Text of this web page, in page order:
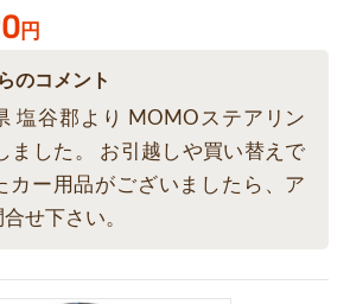
円
のコメント
塩谷郡より MOMOステアリン
ました。 お引越しや買い替えで
カー用品がございましたら、ア
せ下さい。